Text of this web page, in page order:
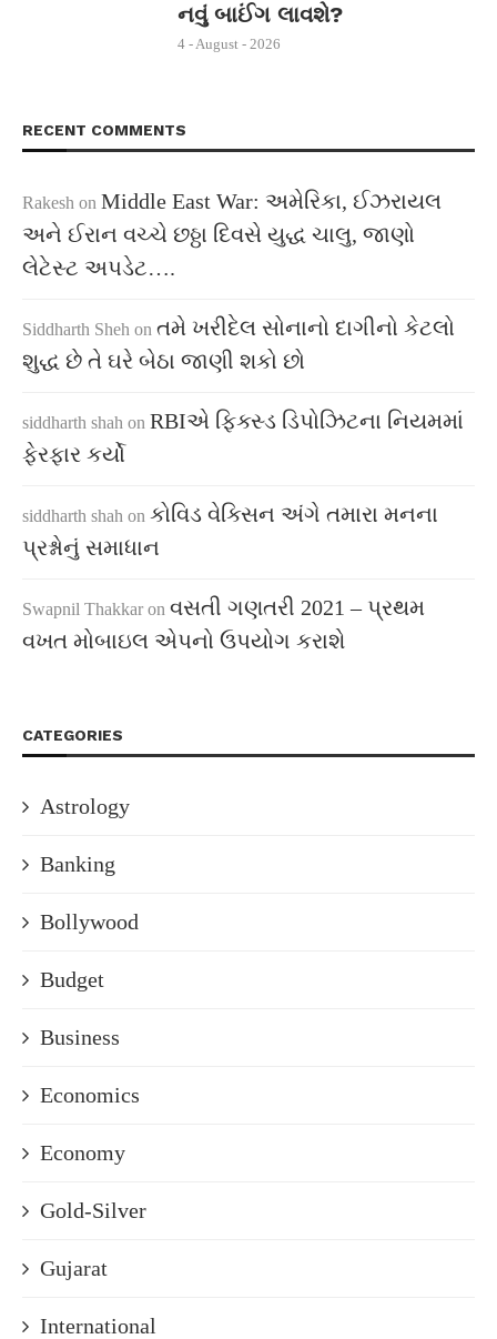
નવું બાઈંગ લાવશે?
4 - August - 2026
RECENT COMMENTS
Rakesh on Middle East War: અમેરિકા, ઈઝરાયલ
અને ઈરાન વચ્ચે છઠ્ઠા દિવસે યુદ્ધ ચાલુ, જાણો
લેટેસ્ટ અપડેટ….
Siddharth Sheh on તમે ખરીદેલ સોનાનો દાગીનો કેટલો
શુદ્ધ છે તે ઘરે બેઠા જાણી શકો છો
siddharth shah on RBIએ ફિક્સ્ડ ડિપોઝિટના નિયમમાં
ફેરફાર કર્યો
siddharth shah on કોવિડ વેક્સિન અંગે તમારા મનના
પ્રશ્નોનું સમાધાન
Swapnil Thakkar on વસતી ગણતરી 2021 – પ્રથમ
વખત મોબાઇલ એપનો ઉપયોગ કરાશે
CATEGORIES
Astrology
Banking
Bollywood
Budget
Business
Economics
Economy
Gold-Silver
Gujarat
International